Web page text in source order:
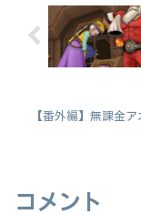
【番外編】無課金
コメント